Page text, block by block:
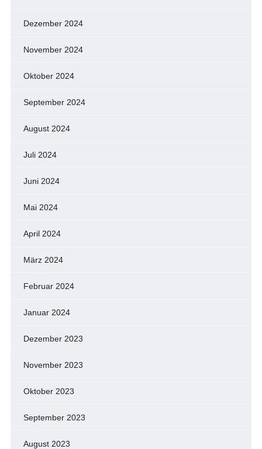
Dezember 2024
November 2024
Oktober 2024
September 2024
August 2024
Juli 2024
Juni 2024
Mai 2024
April 2024
März 2024
Februar 2024
Januar 2024
Dezember 2023
November 2023
Oktober 2023
September 2023
August 2023